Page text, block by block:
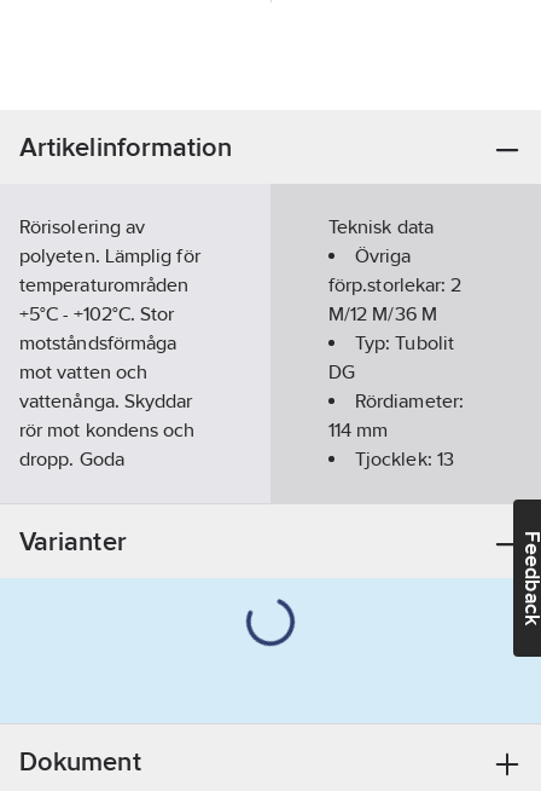
Artikelinformation
Rörisolering av
polyeten. Lämplig för
temperaturområden
+5°C - +102°C. Stor
motståndsförmåga
mot vatten och
vattenånga. Skyddar
rör mot kondens och
dropp. Goda
Förslitsad, enkel och
snabb att montera.
eller HFC.
Värmeledningstal
(lambdavärde): =0,040
Teknisk data
Övriga
förp.storlekar:2
M/12 M/36 M
Typ:Tubolit
DG
Rördiameter:
114 mm
Tjocklek: 13
Varianter
Dokument